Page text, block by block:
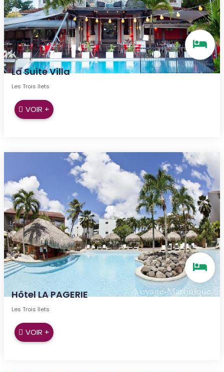
La Suite Villa
Les Trois îlets
VOIR +
Hôtel LA PAGERIE
Les Trois îlets
VOIR +